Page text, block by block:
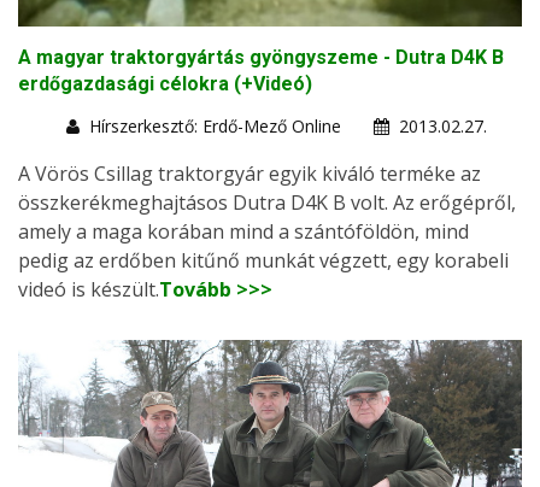
A magyar traktorgyártás gyöngyszeme - Dutra D4K B
erdőgazdasági célokra (+Videó)
Hírszerkesztő: Erdő-Mező Online
2013.02.27.
A Vörös Csillag traktorgyár egyik kiváló terméke az
összkerékmeghajtásos Dutra D4K B volt. Az erőgépről,
amely a maga korában mind a szántóföldön, mind
pedig az erdőben kitűnő munkát végzett, egy korabeli
videó is készült.Tovább >>>